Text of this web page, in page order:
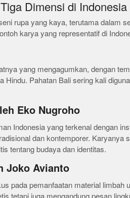
Dimensi di Indonesia
rupa yang kaya, terutama dalam
karya yang representatif di
yang mengagumkan, dengan
Hindu. Pahatan Bali sering kali
Eko Nugroho
Indonesia yang terkenal dengan
dan kontemporer. Karyanya
tentang budaya dan identitas.
Joko Avianto
pada pemanfaatan material limbah